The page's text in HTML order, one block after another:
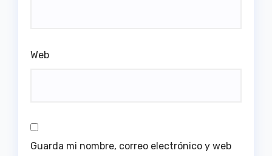
Web
Guarda mi nombre, correo electrónico y web